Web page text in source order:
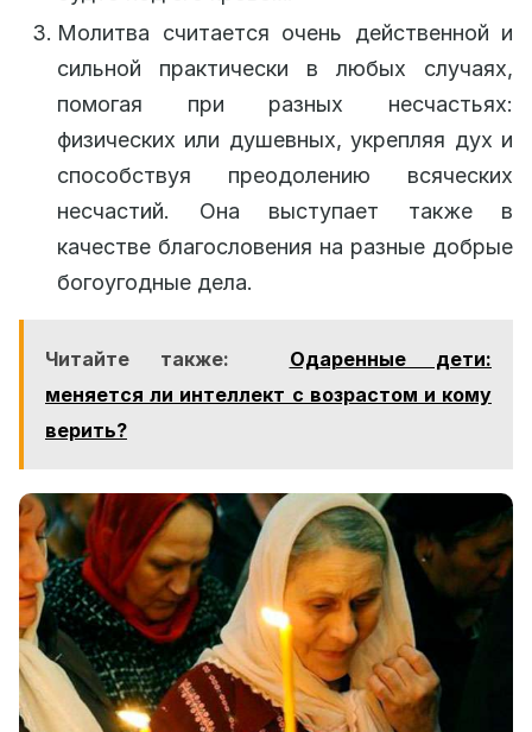
Молитва считается очень действенной и
сильной практически в любых случаях,
помогая при разных несчастьях:
физических или душевных, укрепляя дух и
способствуя преодолению всяческих
несчастий. Она выступает также в
качестве благословения на разные добрые
богоугодные дела.
Читайте также:
Одаренные дети:
меняется ли интеллект с возрастом и кому
верить?